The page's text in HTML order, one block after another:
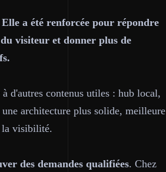
a été renforcée pour répondre
visiteur et donner plus de
d'autres contenus utiles : hub local,
architecture plus solide, meilleure
la visibilité.
des demandes qualifiées. Chez